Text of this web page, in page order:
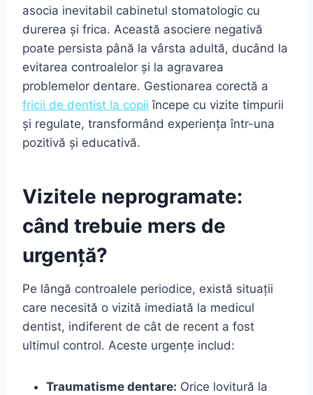
asocia inevitabil cabinetul stomatologic cu
durerea și frica. Această asociere negativă
poate persista până la vârsta adultă, ducând la
evitarea controalelor și la agravarea
problemelor dentare. Gestionarea corectă a
fricii de dentist la copii începe cu vizite timpurii
și regulate, transformând experiența într-una
pozitivă și educativă.
Vizitele neprogramate:
când trebuie mers de
urgență?
Pe lângă controalele periodice, există situații
care necesită o vizită imediată la medicul
dentist, indiferent de cât de recent a fost
ultimul control. Aceste urgențe includ:
Traumatisme dentare: Orice lovitură la